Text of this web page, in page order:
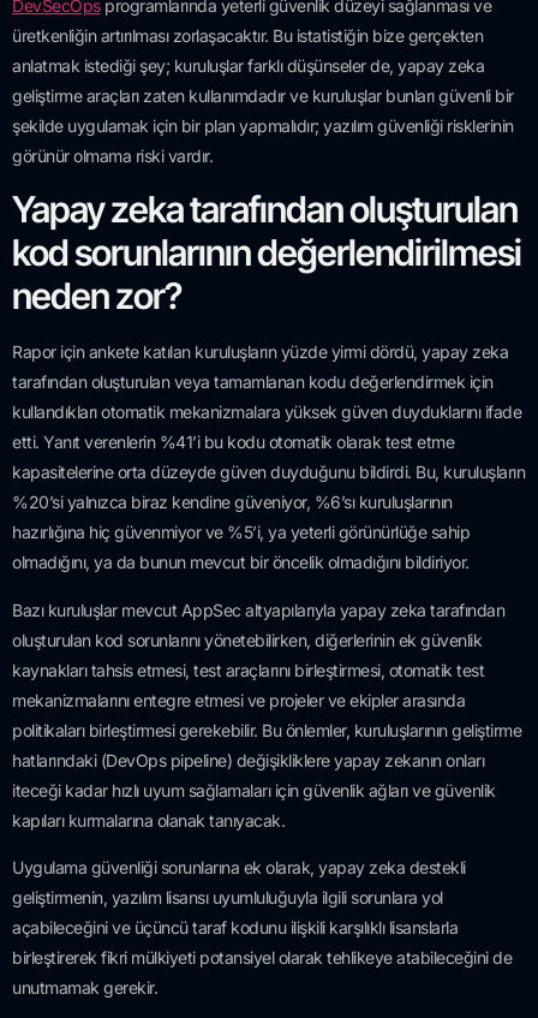
DevSecOpsprogramlarında yeterli güvenlik düzeyi sağlanması ve
üretkenliğin artırılması zorlaşacaktır. Bu istatistiğin bize gerçekten
anlatmak istediği şey; kuruluşlar farklı düşünseler de, yapay zeka
geliştirme araçları zaten kullanımdadır ve kuruluşlar bunları güvenli bir
şekilde uygulamak için bir plan yapmalıdır; yazılım güvenliği risklerinin
görünür olmama riski vardır.
Yapay zeka tarafından oluşturulan
kod sorunlarının değerlendirilmesi
neden zor?
Rapor için ankete katılan kuruluşların yüzde yirmi dördü, yapay zeka
tarafından oluşturulan veya tamamlanan kodu değerlendirmek için
kullandıkları otomatik mekanizmalara yüksek güven duyduklarını ifade
etti. Yanıt verenlerin %41’i bu kodu otomatik olarak test etme
kapasitelerine orta düzeyde güven duyduğunu bildirdi. Bu, kuruluşların
%20’si yalnızca biraz kendine güveniyor, %6’sı kuruluşlarının
hazırlığına hiç güvenmiyor ve %5’i, ya yeterli görünürlüğe sahip
olmadığını, ya da bunun mevcut bir öncelik olmadığını bildiriyor.
Bazı kuruluşlar mevcut AppSec altyapılarıyla yapay zeka tarafından
oluşturulan kod sorunlarını yönetebilirken, diğerlerinin ek güvenlik
kaynakları tahsis etmesi, test araçlarını birleştirmesi, otomatik test
mekanizmalarını entegre etmesi ve projeler ve ekipler arasında
politikaları birleştirmesi gerekebilir. Bu önlemler, kuruluşlarının geliştirme
hatlarındaki (DevOps pipeline) değişikliklere yapay zekanın onları
iteceği kadar hızlı uyum sağlamaları için güvenlik ağları ve güvenlik
kapıları kurmalarına olanak tanıyacak.
Uygulama güvenliği sorunlarına ek olarak, yapay zeka destekli
geliştirmenin, yazılım lisansı uyumluluğuyla ilgili sorunlara yol
açabileceğini ve üçüncü taraf kodunu ilişkili karşılıklı lisanslarla
birleştirerek fikri mülkiyeti potansiyel olarak tehlikeye atabileceğini de
unutmamak gerekir.